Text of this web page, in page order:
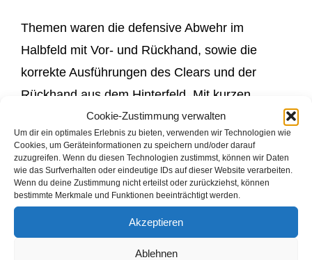
Cookie-Zustimmung verwalten
Um dir ein optimales Erlebnis zu bieten, verwenden wir Technologien wie
Cookies, um Geräteinformationen zu speichern und/oder darauf
zuzugreifen. Wenn du diesen Technologien zustimmst, können wir Daten
wie das Surfverhalten oder eindeutige IDs auf dieser Website verarbeiten.
Wenn du deine Zustimmung nicht erteilst oder zurückziehst, können
bestimmte Merkmale und Funktionen beeinträchtigt werden.
Akzeptieren
Ablehnen
Themen waren die defensive Abwehr im
Halbfeld mit Vor- und Rückhand, sowie die
korrekte Ausführungen des Clears und der
Rückhand aus dem Hinterfeld. Mit kurzen
Pausen nach jeweils zwei Stunden
Courttraining, aufgelockert durch neuartige
Strechting- und Laufübungen, sowie
kurzweiligen Spielen, verliefen beide Tage mit
der homogenen Gruppe für alle Teilnehmer sehr